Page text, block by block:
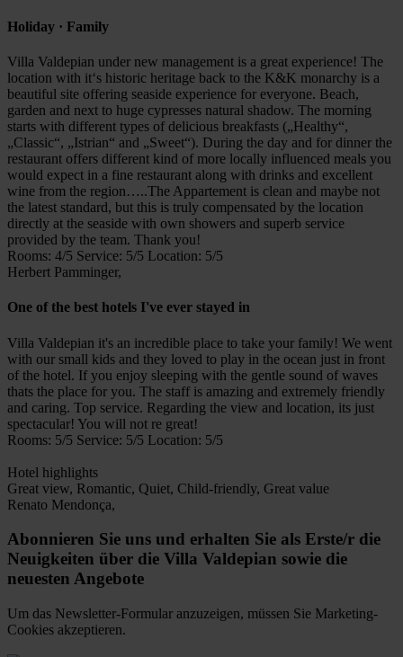
Holiday · Family
Villa Valdepian under new management is a great experience! The
location with it‘s historic heritage back to the K&K monarchy is a
beautiful site offering seaside experience for everyone. Beach,
garden and next to huge cypresses natural shadow. The morning
starts with different types of delicious breakfasts („Healthy“,
„Classic“, „Istrian“ and „Sweet“). During the day and for dinner the
restaurant offers different kind of more locally influenced meals you
would expect in a fine restaurant along with drinks and excellent
wine from the region…..The Appartement is clean and maybe not
the latest standard, but this is truly compensated by the location
directly at the seaside with own showers and superb service
provided by the team. Thank you!
Rooms: 4/5 Service: 5/5 Location: 5/5
Herbert Pamminger,
One of the best hotels I've ever stayed in
Villa Valdepian it's an incredible place to take your family! We went
with our small kids and they loved to play in the ocean just in front
of the hotel. If you enjoy sleeping with the gentle sound of waves
thats the place for you. The staff is amazing and extremely friendly
and caring. Top service. Regarding the view and location, its just
spectacular! You will not re great!
Rooms: 5/5 Service: 5/5 Location: 5/5
Hotel highlights
Great view, Romantic, Quiet, Child-friendly, Great value
Renato Mendonça,
Abonnieren Sie uns und erhalten Sie als Erste/r die
Neuigkeiten über die Villa Valdepian sowie die
neuesten Angebote
Um das Newsletter-Formular anzuzeigen, müssen Sie Marketing-
Cookies akzeptieren.